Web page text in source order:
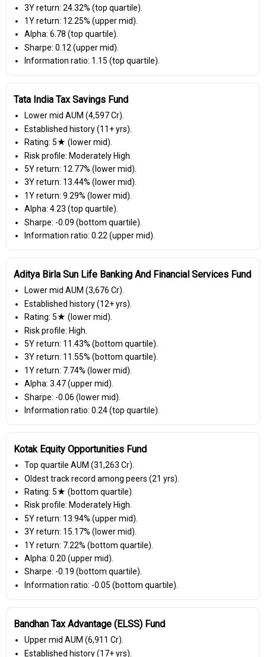
3Y return: 24.32% (top quartile).
1Y return: 12.25% (upper mid).
Alpha: 6.78 (top quartile).
Sharpe: 0.12 (upper mid).
Information ratio: 1.15 (top quartile).
Tata India Tax Savings Fund
Lower mid AUM (₹4,597 Cr).
Established history (11+ yrs).
Rating: 5★ (lower mid).
Risk profile: Moderately High.
5Y return: 12.77% (lower mid).
3Y return: 13.44% (lower mid).
1Y return: 9.29% (lower mid).
Alpha: 4.23 (top quartile).
Sharpe: -0.09 (bottom quartile).
Information ratio: 0.22 (upper mid).
Aditya Birla Sun Life Banking And Financial Services Fund
Lower mid AUM (₹3,676 Cr).
Established history (12+ yrs).
Rating: 5★ (lower mid).
Risk profile: High.
5Y return: 11.43% (bottom quartile).
3Y return: 11.55% (bottom quartile).
1Y return: 7.74% (lower mid).
Alpha: 3.47 (upper mid).
Sharpe: -0.06 (lower mid).
Information ratio: 0.24 (top quartile).
Kotak Equity Opportunities Fund
Top quartile AUM (₹31,263 Cr).
Oldest track record among peers (21 yrs).
Rating: 5★ (bottom quartile).
Risk profile: Moderately High.
5Y return: 13.94% (upper mid).
3Y return: 15.17% (lower mid).
1Y return: 7.22% (bottom quartile).
Alpha: 0.20 (upper mid).
Sharpe: -0.19 (bottom quartile).
Information ratio: -0.05 (bottom quartile).
Bandhan Tax Advantage (ELSS) Fund
Upper mid AUM (₹6,911 Cr).
Established history (17+ yrs).